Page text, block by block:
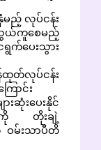
မည့် လုပ်ငန်း
ကူစေမည့်
က်ပေးသွား
တ်လုပ်ငန်း
ောင်း
းပေးနိုင်
ကို တိုးချဲ့
ဝမ်းသာပီတိ